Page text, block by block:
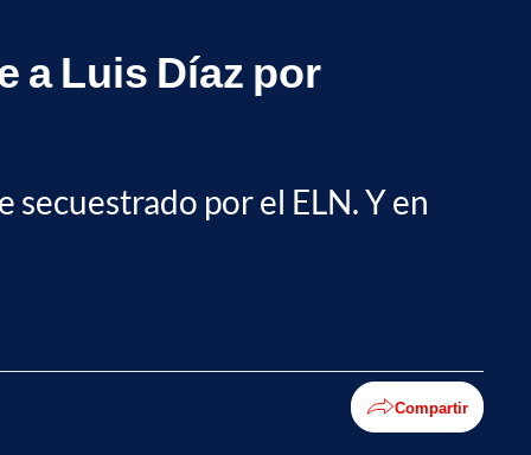
a Luis Díaz por
secuestrado por el ELN. Y en
Compartir